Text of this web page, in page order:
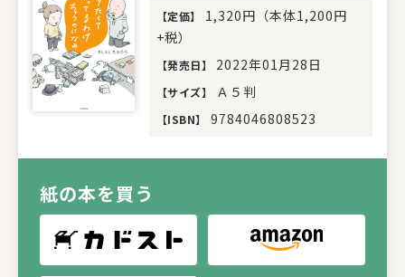
【定価】
1,320円（本体1,200円
+税）
【発売日】 2022年01月28日
【サイズ】 Ａ５判
【ISBN】 9784046808523
紙の本を買う